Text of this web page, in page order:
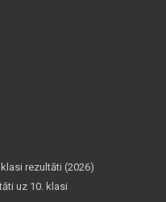
rezultāti (2026)
uz 10. klasi